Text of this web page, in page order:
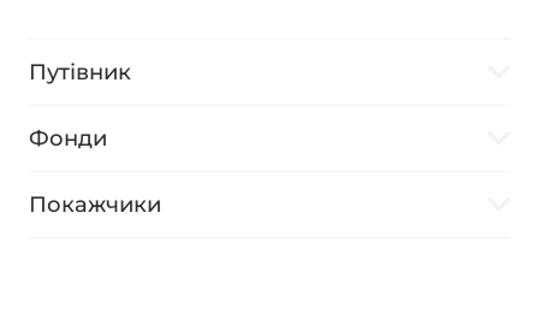
Путівник
Фонди
Покажчики